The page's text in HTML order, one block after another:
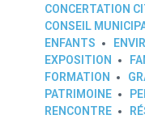
CONCERTATION
CONSEIL
ENFANTS
EXPOSITION
FORMATION
PATRIMOINE
RENCONTRE